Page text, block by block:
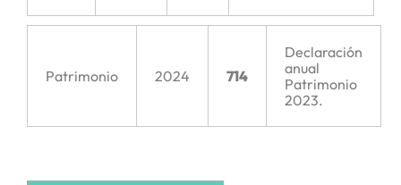
Patrimonio 2024 714
Declaración
anual
Patrimonio
2023.